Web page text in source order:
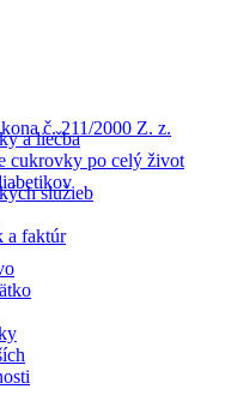
a liečba
cukrovky po celý život
č. 211/2000 Z. z.
služieb
a faktúr